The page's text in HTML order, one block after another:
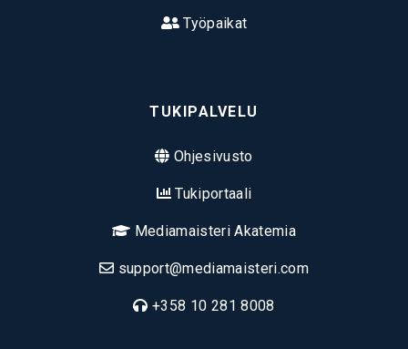
Työpaikat
TUKIPALVELU
Ohjesivusto
Tukiportaali
Mediamaisteri Akatemia
support@mediamaisteri.com
+358 10 281 8008